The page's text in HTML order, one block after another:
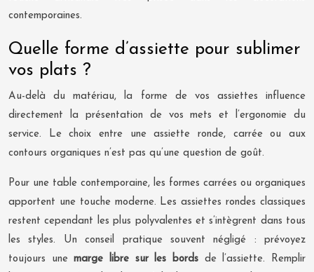
contemporaines.
Quelle forme d’assiette pour sublimer
vos plats ?
Au-delà du matériau, la forme de vos assiettes influence
directement la présentation de vos mets et l’ergonomie du
service. Le choix entre une assiette ronde, carrée ou aux
contours organiques n’est pas qu’une question de goût.
Pour une table contemporaine, les formes carrées ou organiques
apportent une touche moderne. Les assiettes rondes classiques
restent cependant les plus polyvalentes et s’intègrent dans tous
les styles. Un conseil pratique souvent négligé : prévoyez
toujours unemarge libre sur les bords de l’assiette. Remplir